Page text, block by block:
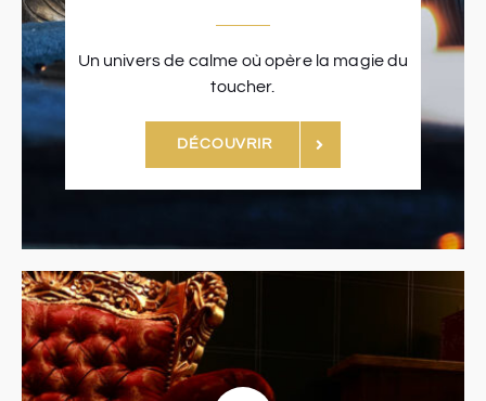
Un univers de calme où opère la magie du
toucher.
DÉCOUVRIR